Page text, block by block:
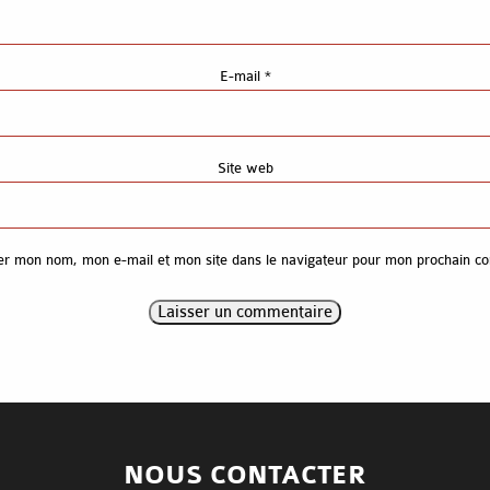
E-mail *
Site web
mon nom, mon e-mail et mon site dans le navigateur pour mon prochain
NOUS CONTACTER